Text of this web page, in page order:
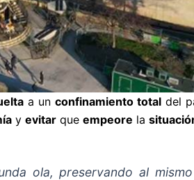
a un confinamiento totaldel
y evitar que empeore la
ola, preservando al